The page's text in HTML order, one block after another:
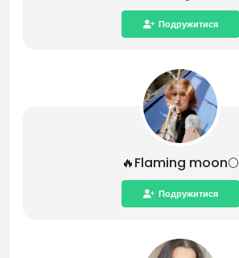
Подружитися
🔥Flaming moon🌕
Подружитися